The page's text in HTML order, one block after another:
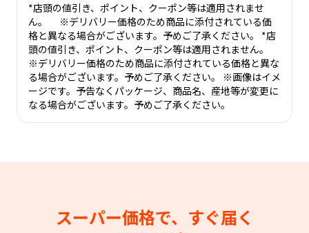
*店頭の値引き、ポイント、クーポン等は適用されませ
ん。 ※デリバリー価格のため商品に添付されている価
格と異なる場合がございます。予めご了承ください。 *店
頭の値引き、ポイント、クーポン等は適用されません。
※デリバリー価格のため商品に添付されている価格と異な
る場合がございます。予めご了承ください。 ※画像はイメ
ージです。予告なくパッケージ、商品名、産地等が変更に
なる場合がございます。予めご了承ください。
スーパー価格で、すぐ届く